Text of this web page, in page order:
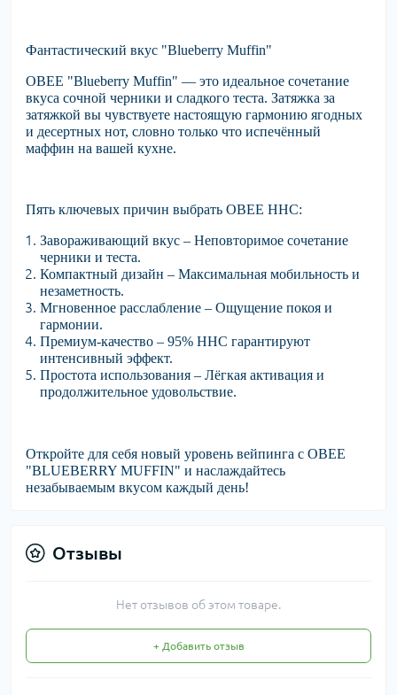
Фантастический вкус "Blueberry Muffin"
OBEE "Blueberry Muffin" — это идеальное сочетание
вкуса сочной черники и сладкого теста. Затяжка за
затяжкой вы чувствуете настоящую гармонию ягодных
и десертных нот, словно только что испечённый
маффин на вашей кухне.
Пять ключевых причин выбрать OBEE HHC:
Завораживающий вкус – Неповторимое сочетание
черники и теста.
Компактный дизайн – Максимальная мобильность и
незаметность.
Мгновенное расслабление – Ощущение покоя и
гармонии.
Премиум-качество – 95% HHC гарантируют
интенсивный эффект.
Простота использования – Лёгкая активация и
продолжительное удовольствие.
Откройте для себя новый уровень вейпинга с OBEE
"BLUEBERRY MUFFIN" и наслаждайтесь
незабываемым вкусом каждый день!
Отзывы
Нет отзывов об этом товаре.
+ Добавить отзыв